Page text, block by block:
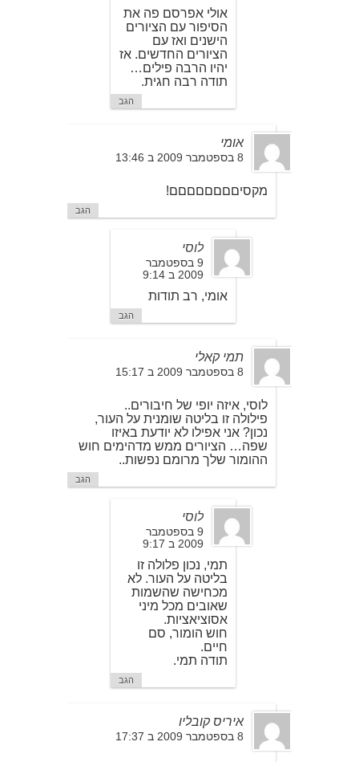
אולי אפרסם פה את
הסיפור עם הציורים
הישנים ואז עם
הציורים החדשים. אז
יהיו הרבה פילים…
תודה רבה חגית.
הגב
אומי
8 בספטמבר 2009 ב 13:46
מקסיםםםםםםםם!
הגב
לוסי
9 בספטמבר
2009 ב 9:14
אומי, רב תודות
הגב
תמי קאלי
8 בספטמבר 2009 ב 15:17
לוסי, איזה יופי של חיבורים..
פילולה זו בליטה שומנית על העור,
נכון? אני אפילו לא יודעת באיזו
שפה… הציורים ממש מדהימים חוש
ההומור שלך מרומם נפשות..
הגב
לוסי
9 בספטמבר
2009 ב 9:17
תמי, נכון פלולה זו
בליטה על העור. לא
מכחישה שהשמות
שאובים מכל מיני
אסוציאציות.
חוש הומור, סם
חיים.
תודה תמי.
הגב
איריס קובליו
8 בספטמבר 2009 ב 17:37